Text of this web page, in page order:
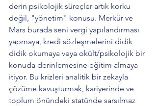
derin psikolojik süreçler artık korku
değil, "yönetim" konusu. Merkür ve
Mars burada seni vergi yapılandırması
yapmaya, kredi sözleşmelerini didik
didik okumaya veya okült/psikolojik bir
konuda derinlemesine eğitim almaya
itiyor. Bu krizleri analitik bir zekayla
çözüme kavuşturmak, kariyerinde ve
toplum önündeki statünde sarsılmaz